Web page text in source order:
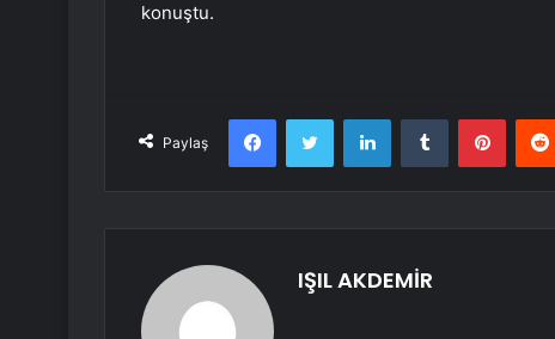
konuştu.
Paylaş
FacebookTwitter LinkedInTumblr
IŞIL AKDEMİR